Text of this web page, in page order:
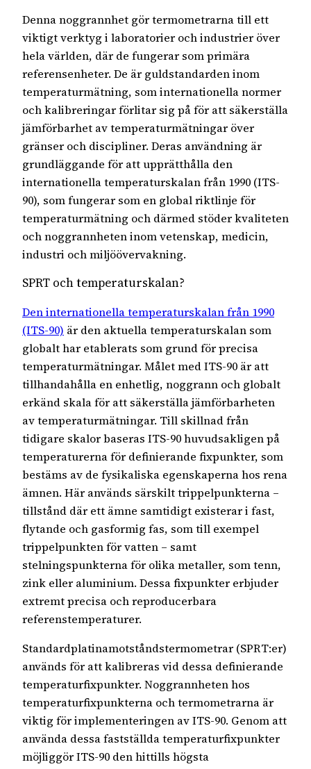
Denna noggrannhet gör termometrarna till ett
viktigt verktyg i laboratorier och industrier över
hela världen, där de fungerar som primära
referensenheter. De är guldstandarden inom
temperaturmätning, som internationella normer
och kalibreringar förlitar sig på för att säkerställa
jämförbarhet av temperaturmätningar över
gränser och discipliner. Deras användning är
grundläggande för att upprätthålla den
internationella temperaturskalan från 1990 (ITS-
90), som fungerar som en global riktlinje för
temperaturmätning och därmed stöder kvaliteten
och noggrannheten inom vetenskap, medicin,
industri och miljöövervakning.
SPRT och temperaturskalan?
Den internationella temperaturskalan från 1990
(ITS-90) är den aktuella temperaturskalan som
globalt har etablerats som grund för precisa
temperaturmätningar. Målet med ITS-90 är att
tillhandahålla en enhetlig, noggrann och globalt
erkänd skala för att säkerställa jämförbarheten
av temperaturmätningar. Till skillnad från
tidigare skalor baseras ITS-90 huvudsakligen på
temperaturerna för definierande fixpunkter, som
bestäms av de fysikaliska egenskaperna hos rena
ämnen. Här används särskilt trippelpunkterna –
tillstånd där ett ämne samtidigt existerar i fast,
flytande och gasformig fas, som till exempel
trippelpunkten för vatten – samt
stelningspunkterna för olika metaller, som tenn,
zink eller aluminium. Dessa fixpunkter erbjuder
extremt precisa och reproducerbara
referenstemperaturer.
Standardplatinamotståndstermometrar (SPRT:er)
används för att kalibreras vid dessa definierande
temperaturfixpunkter. Noggrannheten hos
temperaturfixpunkterna och termometrarna är
viktig för implementeringen av ITS-90. Genom att
använda dessa fastställda temperaturfixpunkter
möjliggör ITS-90 den hittills högsta